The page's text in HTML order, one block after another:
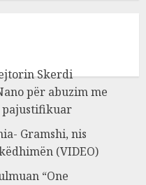
Skerdi
për abuzim me
pajustifikuar
Gramshi, nis
(VIDEO)
“One